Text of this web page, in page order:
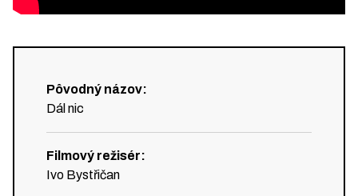
Pôvodný názov:
Dál nic
Filmový režisér:
Ivo Bystřičan